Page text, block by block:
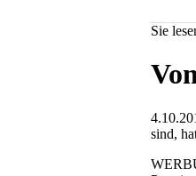
Sie
sind,